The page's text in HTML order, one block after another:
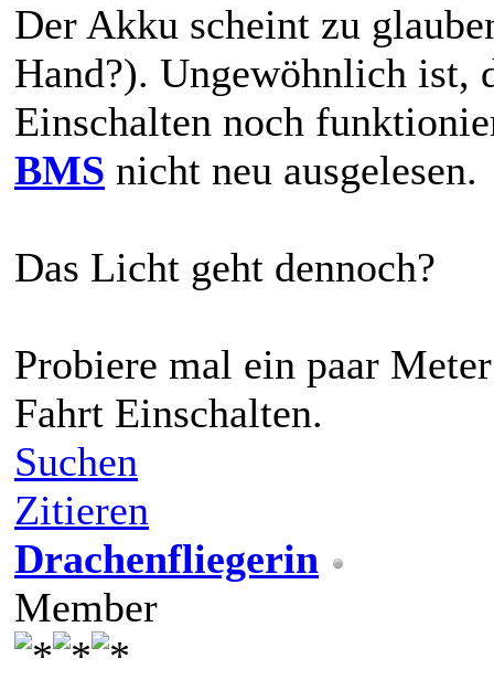
Der Akku scheint zu
Hand?). Ungewöhnlich ist,
Einschalten noch
BMS nicht neu ausgelesen.
Das Licht geht dennoch?
Probiere mal ein paar
Fahrt Einschalten.
Suchen
Zitieren
Drachenfliegerin
Member